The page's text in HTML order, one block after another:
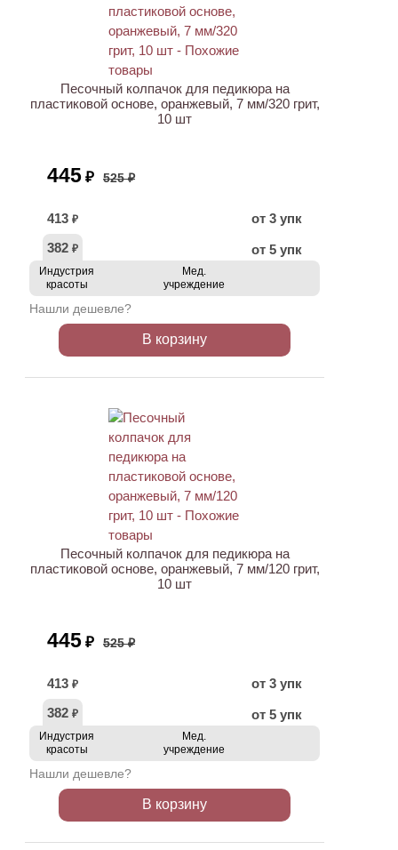
Песочный колпачок для педикюра на
пластиковой основе, оранжевый, 7 мм/320 грит,
10 шт
445 ₽ 525 ₽
413 ₽
от 3 упк
382 ₽ от 5 упк
Индустрия
красоты
Мед.
учреждение
Нашли дешевле?
В корзину
Песочный колпачок для педикюра на
пластиковой основе, оранжевый, 7 мм/120 грит,
10 шт
445 ₽ 525 ₽
413 ₽
от 3 упк
382 ₽ от 5 упк
Индустрия
красоты
Мед.
учреждение
Нашли дешевле?
В корзину